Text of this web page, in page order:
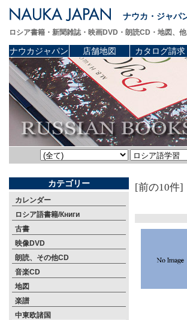
ナウカ・ジャパ
ロシア書籍・新聞雑誌・映画DVD・朗読CD・地図、
ナウカジャパン 店舗地図 カタログ請求
カテゴリー
カレンダー
ロシア語書籍/Книги
古書
映像DVD
朗読、その他CD
音楽CD
地図
楽譜
中東欧諸国
[前の10件]